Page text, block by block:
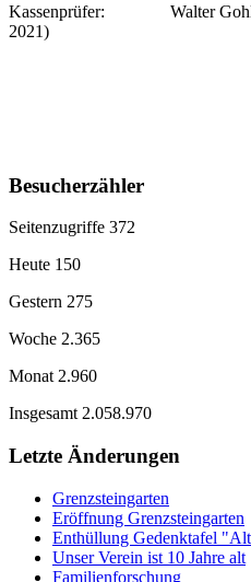
Kassenprüfer: Walter Gohl
2021)
Besucherzähler
Seitenzugriffe 372
Heute 150
Gestern 275
Woche 2.365
Monat 2.960
Insgesamt 2.058.970
Letzte Änderungen
Grenzsteingarten
Eröffnung Grenzsteingarten
Enthüllung Gedenktafel
Unser Verein ist 10 Jahre alt
Familienforschung